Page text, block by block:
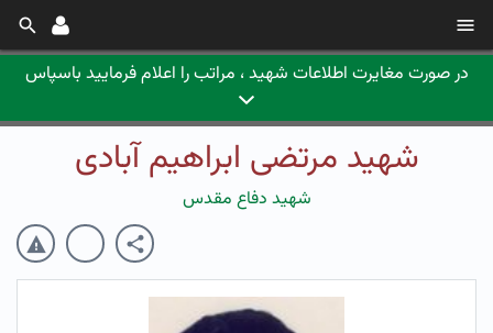
در صورت مغایرت اطلاعات شهید ، مراتب را اعلام فرمایید باسپاس
شهید مرتضی ابراهیم آبادی
شهید دفاع مقدس